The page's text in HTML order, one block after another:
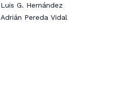
Luis G. Hernández
Adrián Pereda Vidal